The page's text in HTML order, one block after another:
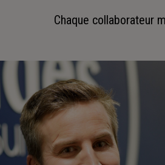
Chaque collaborateur